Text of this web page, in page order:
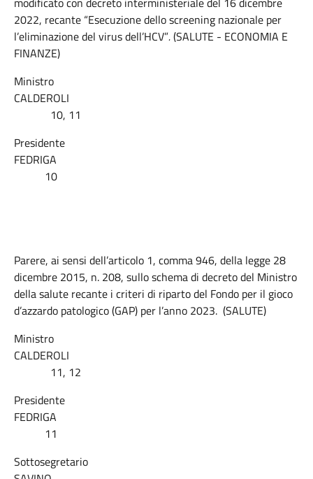
2022, recante “Esecuzione dello screening nazionale per
l’eliminazione del virus dell’HCV”.(SALUTE - ECONOMIA E
FINANZE)
Ministro
CALDEROLI
10, 11
Presidente
FEDRIGA
10
Parere, ai sensi dell’articolo 1, comma 946, della legge 28
dicembre 2015, n. 208, sullo schema di decreto del Ministro
della salute recante i criteri di riparto del Fondo per il gioco
d’azzardo patologico (GAP) per l’anno 2023. (SALUTE)
Ministro
CALDEROLI
11, 12
Presidente
FEDRIGA
11
Sottosegretario